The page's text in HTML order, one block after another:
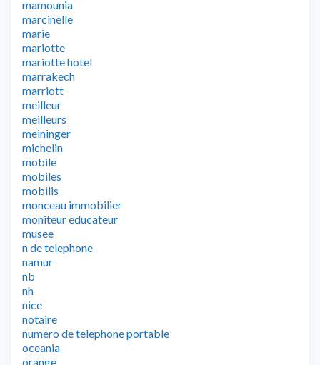
mamounia
marcinelle
marie
mariotte
mariotte hotel
marrakech
marriott
meilleur
meilleurs
meininger
michelin
mobile
mobiles
mobilis
monceau immobilier
moniteur educateur
musee
n de telephone
namur
nb
nh
nice
notaire
numero de telephone portable
oceania
orange